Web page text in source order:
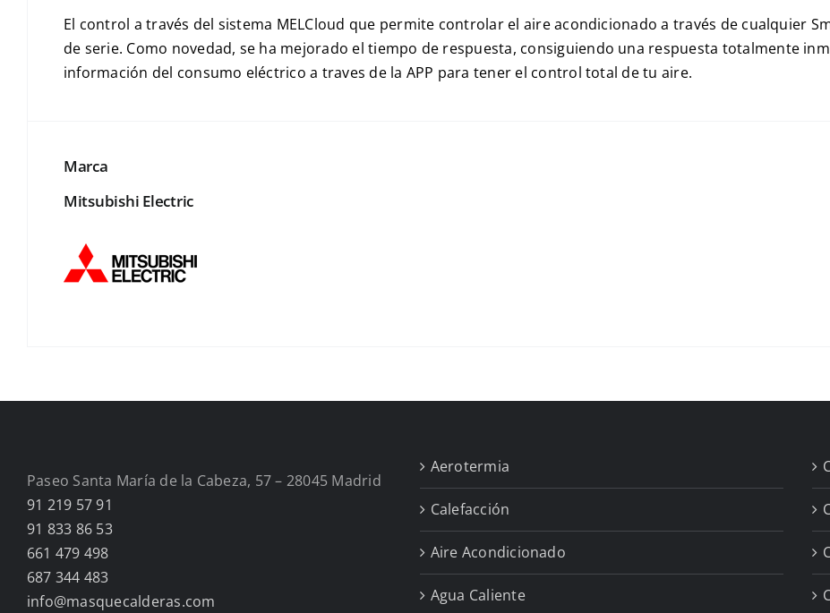
El control a través del sistema MELCloud que permite controlar el aire acondicionado a través de cualquier
de serie. Como novedad, se ha mejorado el tiempo de respuesta, consiguiendo una respuesta totalmente
información del consumo eléctrico a traves de la APP para tener el control total de tu aire.
Marca
Mitsubishi Electric
Paseo Santa María de la Cabeza, 57 – 28045 Madrid
91 219 57 91
91 833 86 53
661 479 498
687 344 483
info@masquecalderas.com
Aerotermia
Calefacción
Aire Acondicionado
Agua Caliente